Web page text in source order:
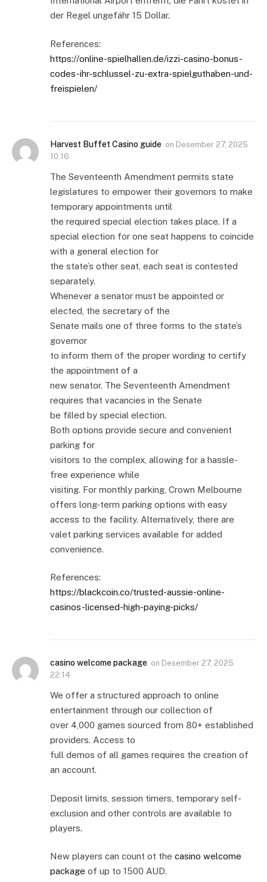
der Regel ungefähr 15 Dollar.
References:
https://online-spielhallen.de/izzi-casino-bonus-
codes-ihr-schlussel-zu-extra-spielguthaben-und-
freispielen/
Harvest Buffet Casino guide on Desember 27, 2025
10:16
The Seventeenth Amendment permits state
legislatures to empower their governors to make
temporary appointments until
the required special election takes place. If a
special election for one seat happens to coincide
with a general election for
the state’s other seat, each seat is contested
separately.
Whenever a senator must be appointed or
elected, the secretary of the
Senate mails one of three forms to the state’s
governor
to inform them of the proper wording to certify
the appointment of a
new senator. The Seventeenth Amendment
requires that vacancies in the Senate
be filled by special election.
Both options provide secure and convenient
parking for
visitors to the complex, allowing for a hassle-
free experience while
visiting. For monthly parking, Crown Melbourne
offers long-term parking options with easy
access to the facility. Alternatively, there are
valet parking services available for added
convenience.
References:
https://blackcoin.co/trusted-aussie-online-
casinos-licensed-high-paying-picks/
casino welcome package on Desember 27, 2025
22:14
We offer a structured approach to online
entertainment through our collection of
over 4,000 games sourced from 80+ established
providers. Access to
full demos of all games requires the creation of
an account.
Deposit limits, session timers, temporary self-
exclusion and other controls are available to
players.
New players can count ot the casino welcome
package of up to 1500 AUD.